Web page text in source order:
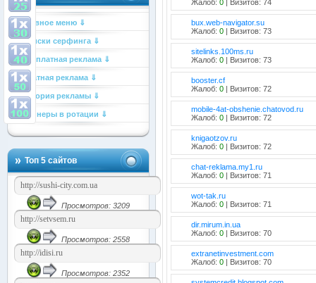
Главное меню ⇓
Списки серфинга ⇓
Бесплатная реклама ⇓
Платная реклама ⇓
История рекламы ⇓
Баннеры в ротации ⇓
Топ 5 сайтов
Просмотров: 3209
Просмотров: 2558
Просмотров: 2352
Жалоб: 0 | Визитов: 74
bux.web-navigator.su
Жалоб: 0 | Визитов: 73
sitelinks.100ms.ru
Жалоб: 0 | Визитов: 73
booster.cf
Жалоб: 0 | Визитов: 72
mobile-4at-obshenie.chatovod.ru
Жалоб: 0 | Визитов: 72
knigaotzov.ru
Жалоб: 0 | Визитов: 72
chat-reklama.my1.ru
Жалоб: 0 | Визитов: 71
wot-tak.ru
Жалоб: 0 | Визитов: 71
dir.mirum.in.ua
Жалоб: 0 | Визитов: 70
extranetinvestment.com
Жалоб: 0 | Визитов: 70